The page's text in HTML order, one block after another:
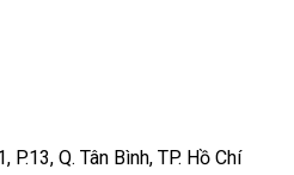
Q. Tân Bình, TP. Hồ Chí